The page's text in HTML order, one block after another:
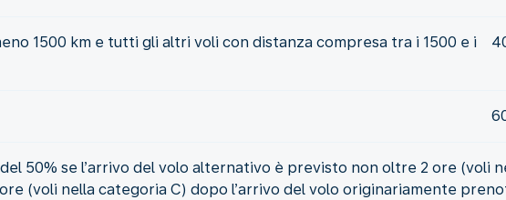
1500 km e tutti gli altri voli con distanza compresa tra i 1500 e i
50% se l’arrivo del volo alternativo è previsto non oltre 2 ore (voli
(voli nella categoria C) dopo l’arrivo del volo originariamente